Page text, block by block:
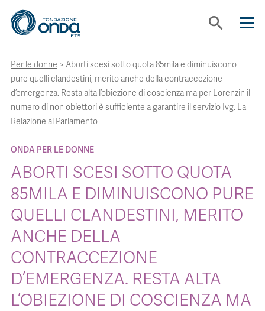
search
CHI SIAMO
CON CHI LAVORIAMO
STRUMENTI
BOLLINI
NEWS
CONTATTI
Per le donne > Aborti scesi sotto quota 85mila e diminuiscono
pure quelli clandestini, merito anche della contraccezione
d’emergenza. Resta alta l’obiezione di coscienza ma per Lorenzin il
numero di non obiettori è sufficiente a garantire il servizio Ivg. La
Relazione al Parlamento
ONDA PER LE DONNE
ABORTI SCESI SOTTO QUOTA
85MILA E DIMINUISCONO PURE
QUELLI CLANDESTINI, MERITO
ANCHE DELLA
CONTRACCEZIONE
D’EMERGENZA. RESTA ALTA
L’OBIEZIONE DI COSCIENZA MA